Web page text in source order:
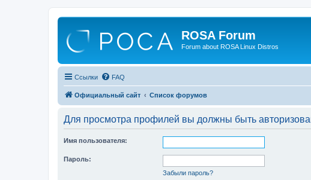
ROSA Forum
Forum about ROSA Linux Distros
Ссылки FAQ
Официальный сайт Список форумов
Для просмотра профилей вы должны быть
Имя пользователя:
Пароль:
Забыли пароль?